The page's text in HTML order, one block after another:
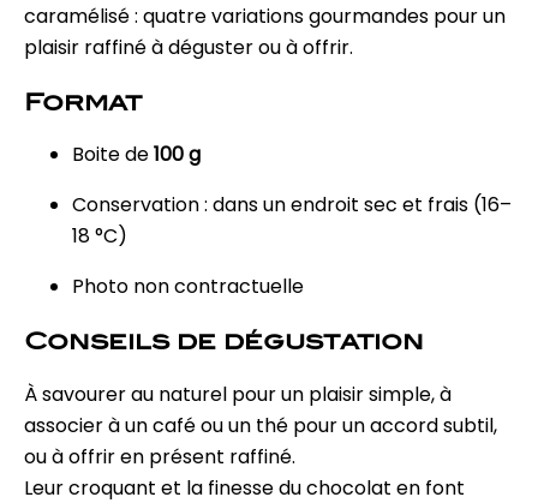
caramélisé : quatre variations gourmandes pour un
plaisir raffiné à déguster ou à offrir.
Format
Boite de100 g
Conservation : dans un endroit sec et frais (16–
18 °C)
Photo non contractuelle
Conseils de dégustation
À savourer au naturel pour un plaisir simple, à
associer à un café ou un thé pour un accord subtil,
ou à offrir en présent raffiné.
Leur croquant et la finesse du chocolat en font